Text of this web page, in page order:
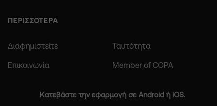
ΠΕΡΙΣΣΟΤΕΡΑ
Διαφημιστείτε Ταυτότητα
Επικοινωνία Member of COPA
Κατεβάστε την εφαρμογή σε Android ή iOS.